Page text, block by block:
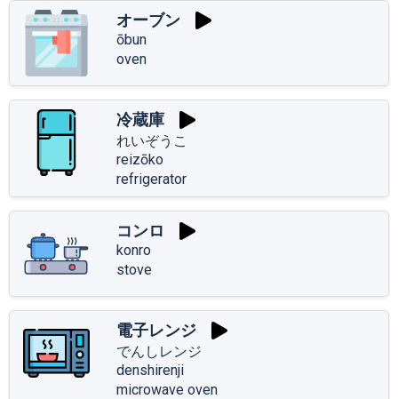
オーブン
ōbun
oven
冷蔵庫
れいぞうこ
reizōko
refrigerator
コンロ
konro
stove
電子レンジ
でんしレンジ
denshirenji
microwave oven